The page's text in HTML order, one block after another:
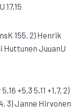
17,15
155, 2) Henrik
Huttunen JuuanU
+5,3 5,11 +1,7, 2)
3) Janne Hirvonen